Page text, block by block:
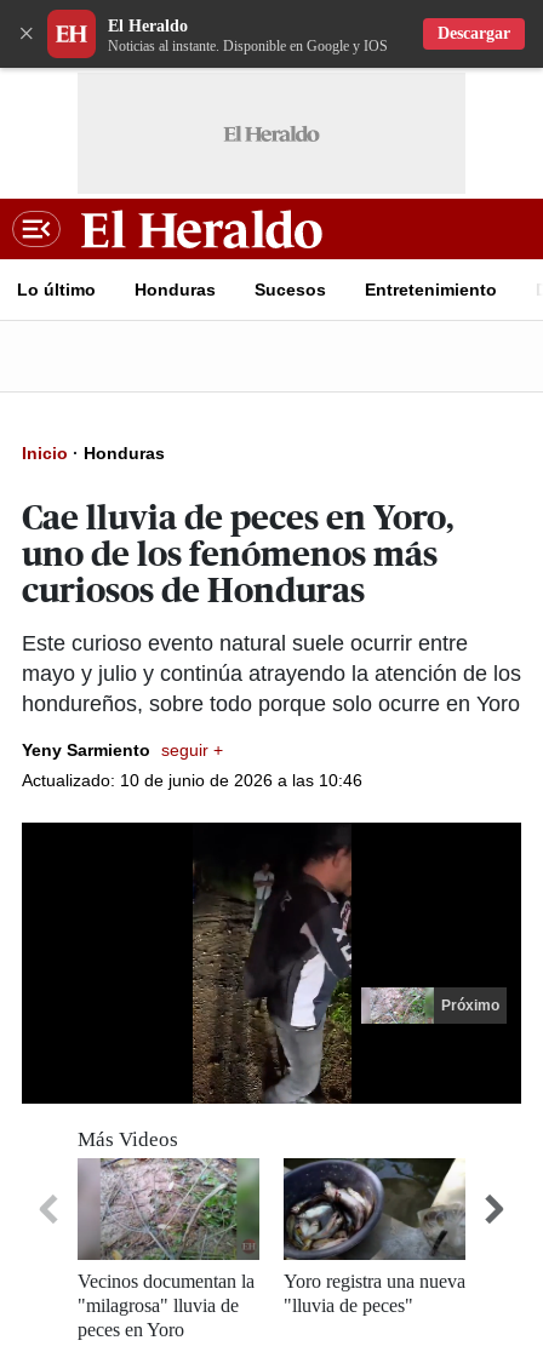
× El Heraldo
Noticias al instante. Disponible en Google y IOS
Descargar
Lo último Honduras Sucesos Entretenimiento
Inicio · Honduras
Cae lluvia de peces en Yoro,
uno de los fenómenos más
curiosos de Honduras
Este curioso evento natural suele ocurrir entre
mayo y julio y continúa atrayendo la atención de los
hondureños, sobre todo porque solo ocurre en Yoro
Yeny Sarmiento
seguir +
Actualizado: 10 de junio de 2026 a las 10:46
Próximo en 9
secondsMás Videos
Vecinos documentan la
"milagrosa" lluvia de
peces en Yoro
Yoro registra una nueva
"lluvia de peces"